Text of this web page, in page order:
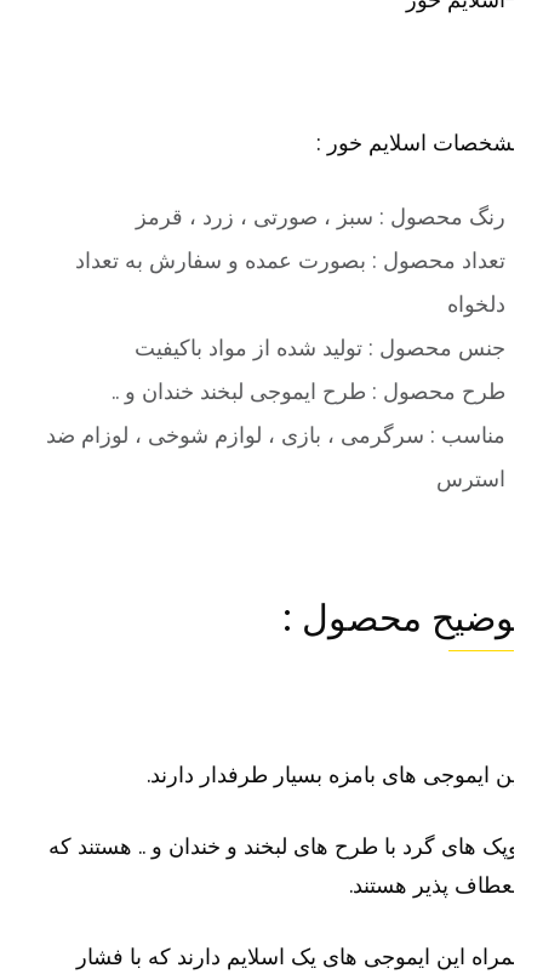
اسلایم خور :
رنگ محصول : سبز ، صورتی ، زرد ، قرمز
تعداد محصول : بصورت عمده و سفارش به تعداد
دلخواه
جنس محصول : تولید شده از مواد باکیفیت
طرح محصول : طرح ایموجی لبخند خندان و ..
مناسب : سرگرمی ، بازی ، لوازم شوخی ، لوزام ضد
استرس
محصول :
ایموجی های بامزه بسیار طرفدار دارند.
های گرد با طرح های لبخند و خندان و .. هستند که
پذیر هستند.
این ایموجی های یک اسلایم دارند که با فشار